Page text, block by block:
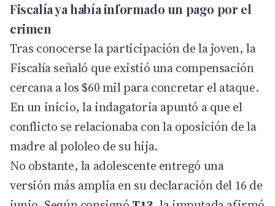
Fiscalía ya había informado un pago por el
crimen
Tras conocerse la participación de la joven, la
Fiscalía señaló que existió una compensación
cercana a los $60 mil para concretar el ataque.
En un inicio, la indagatoria apuntó a que el
conflicto se relacionaba con la oposición de la
madre al pololeo de su hija.
No obstante, la adolescente entregó una
versión más amplia en su declaración del 16 de